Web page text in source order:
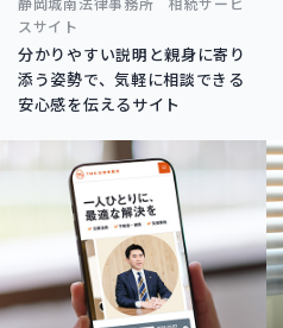
スサイト
分かりやすい説明と親身に寄り
添う姿勢で、気軽に相談できる
安心感を伝えるサイト